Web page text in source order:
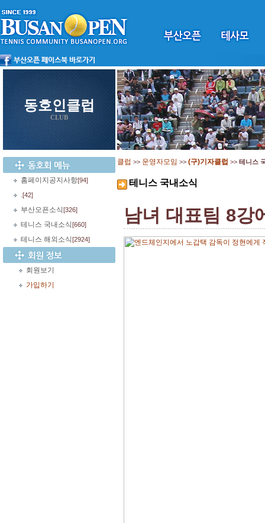
동호인클럽
CLUB
홈페이지공지사항[94]
.[42]
부산오픈소식[326]
테니스 국내소식[660]
테니스 해외소식[2924]
회원보기
가입하기
클럽 >> 운영자모임 >> (구)기자클럽 >> 테니스
테니스 국내소식
남녀 대표팀 8강